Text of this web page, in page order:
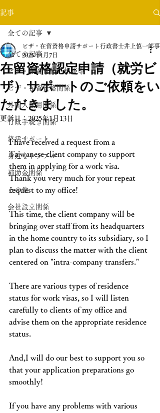
記事
全ての記事
ビザ・在留資格ご相談等
ビザ・在留資格関係
外国人雇用関係
行政手続き関係
終活サポート
身近なトラブル
補助金関係
その他
会社設立関係
全ての記事
在留資格認定申請（就労ビ
ザ）サポートのご依頼をい
ただきました。
ビザ・在留資格申請サポート行政書士井上慎一郎事
2025年1月7日
更新日：2025年1月13日
I have received a request from a
Taiwanese client company to support
them in applying for a work visa.
Thank you very much for your repeat
request to my office!
This time, the client company will be
bringing over staff from its headquarters
in the home country to its subsidiary, so I
plan to discuss the matter with the client
centered on "intra-company transfers."
There are various types of residence
status for work visas, so I will listen
carefully to clients of my office and
advise them on the appropriate residence
status.
And,I will do our best to support you so
that your application preparations go
smoothly!
If you have any problems with various